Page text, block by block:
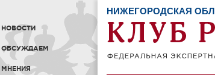
НОВОСТИ
ОБСУЖДАЕМ
МНЕНИЯ
НИЖЕГОРОДСКАЯ